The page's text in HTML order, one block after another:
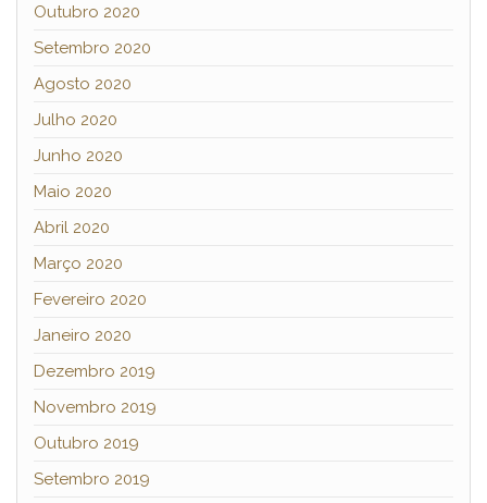
Outubro 2020
Setembro 2020
Agosto 2020
Julho 2020
Junho 2020
Maio 2020
Abril 2020
Março 2020
Fevereiro 2020
Janeiro 2020
Dezembro 2019
Novembro 2019
Outubro 2019
Setembro 2019